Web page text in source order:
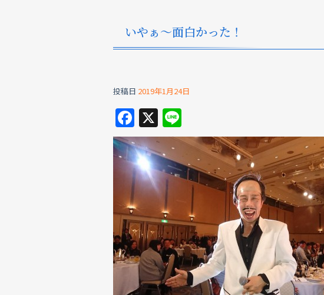
いやぁ～面白かった！
投稿日 2019年1月24日
F
a
c
e
b
o
o
k
X
n
e